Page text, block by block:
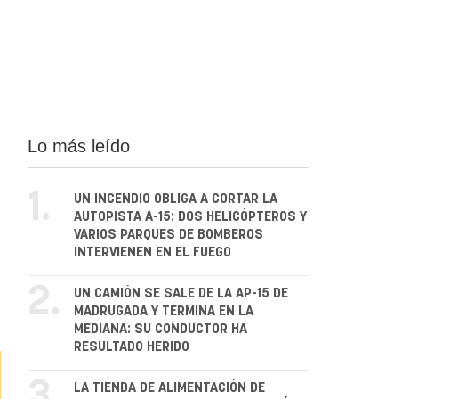
Lo más leído
1.
UN INCENDIO OBLIGA A CORTAR LA
AUTOPISTA A-15: DOS HELICÓPTEROS Y
VARIOS PARQUES DE BOMBEROS
INTERVIENEN EN EL FUEGO
2.
UN CAMIÓN SE SALE DE LA AP-15 DE
MADRUGADA Y TERMINA EN LA
MEDIANA: SU CONDUCTOR HA
RESULTADO HERIDO
LA TIENDA DE ALIMENTACIÓN DE